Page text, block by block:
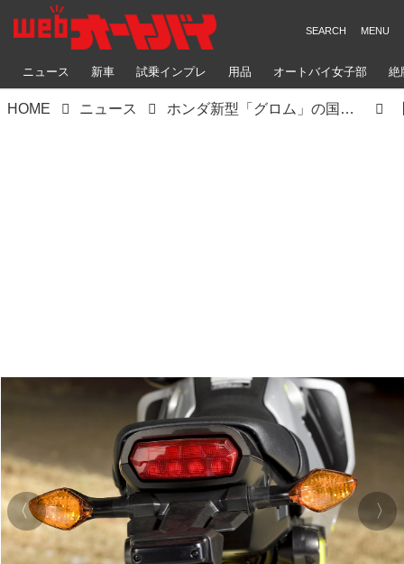
ニュース 新車 試乗インプレ 用品 オートバイ女子部 絶
HOME ニュース ホンダ新型「グロム」の国内市販予定車の姿が明らかに！ 28枚の写真でチェック【2021速報】